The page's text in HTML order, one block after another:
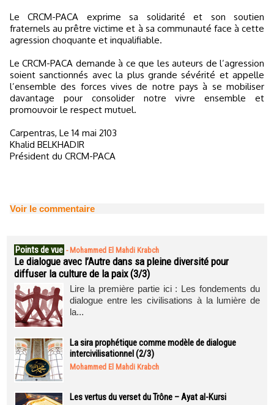
Le CRCM-PACA exprime sa solidarité et son soutien
fraternels au prêtre victime et à sa communauté face à cette
agression choquante et inqualifiable.
Le CRCM-PACA demande à ce que les auteurs de l’agression
soient sanctionnés avec la plus grande sévérité et appelle
l’ensemble des forces vives de notre pays à se mobiliser
davantage pour consolider notre vivre ensemble et
promouvoir le respect mutuel.
Carpentras, Le 14 mai 2103
Khalid BELKHADIR
Président du CRCM-PACA
Voir le commentaire
Points de vue - Mohammed El Mahdi Krabch
Le dialogue avec l’Autre dans sa pleine diversité pour
diffuser la culture de la paix (3/3)
Lire la première partie ici : Les fondements du
dialogue entre les civilisations à la lumière de
la...
La sira prophétique comme modèle de dialogue
intercivilisationnel (2/3)
Mohammed El Mahdi Krabch
Les vertus du verset du Trône – Ayat al-Kursi